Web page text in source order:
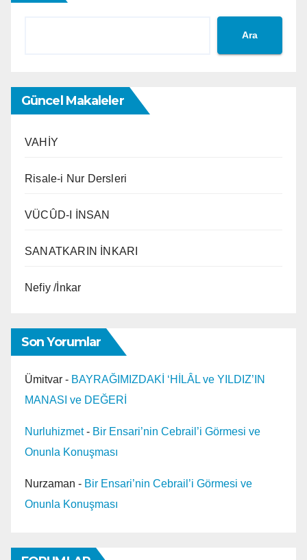
Ara
Güncel Makaleler
VAHİY
Risale-i Nur Dersleri
VÜCÛD-I İNSAN
SANATKARIN İNKARI
Nefiy /İnkar
Son Yorumlar
Ümitvar - BAYRAĞIMIZDAKİ ‘HİLÂL ve YILDIZ’IN
MANASI ve DEĞERİ
Nurluhizmet- Bir Ensari’nin Cebrail’i Görmesi ve
Onunla Konuşması
Nurzaman - Bir Ensari’nin Cebrail’i Görmesi ve
Onunla Konuşması